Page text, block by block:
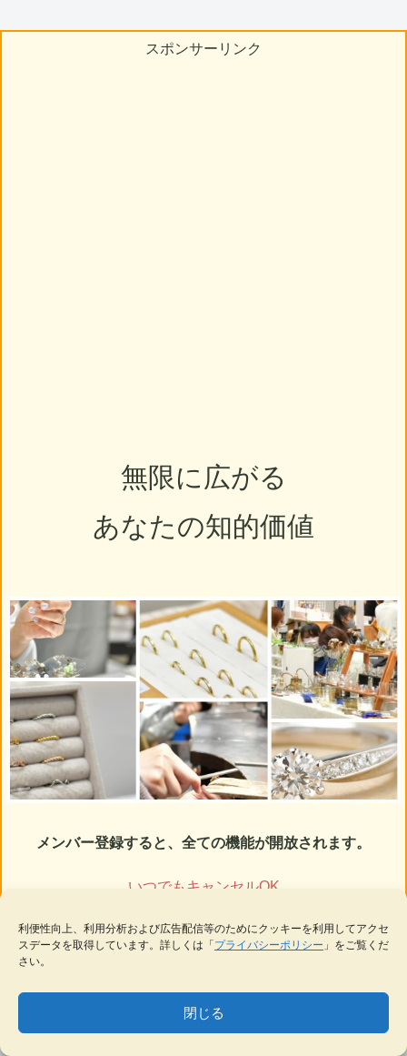
利便性向上、利用分析および広告配信等のためにクッキーを利用してアクセ
スデータを取得しています。詳しくは「 プライバシーポリシー 」をご覧くだ
さい。
閉じる
スポンサーリンク
無限に広がる
あなたの知的価値
メンバー登録すると、全ての機能が開放されます。
いつでもキャンセルOK
今すぐ始める